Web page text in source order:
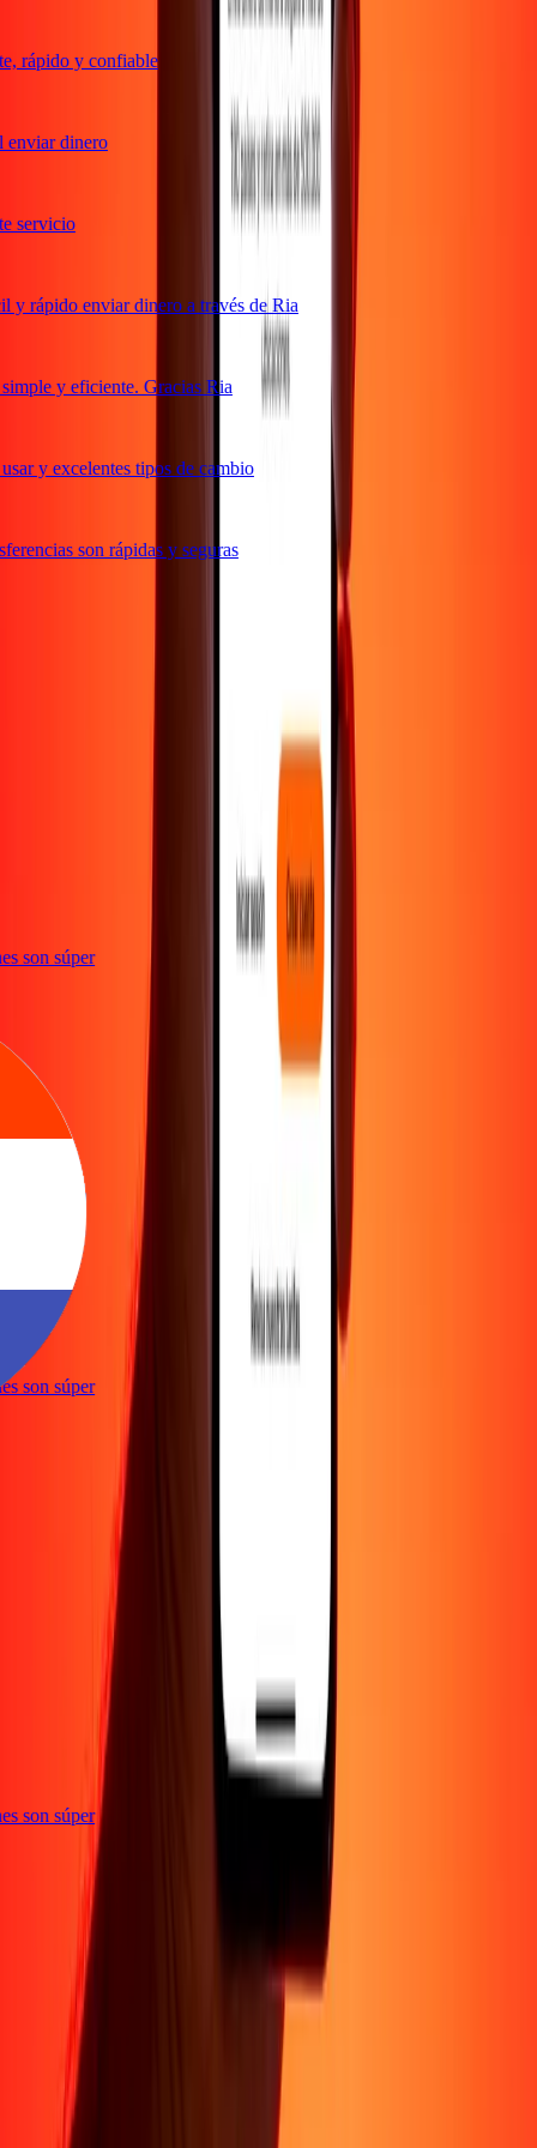
rápido y confiable
dinero
rápido enviar dinero a través de Ria
y eficiente. Gracias Ria
y excelentes tipos de cambio
son rápidas y seguras
son súper
son súper
son súper
Acerca de
Conviértete en agenteConviértete en socio
Conviértete en socio estratégico
Carreras Promociones
Transferencia internacional de dinero
Soporte